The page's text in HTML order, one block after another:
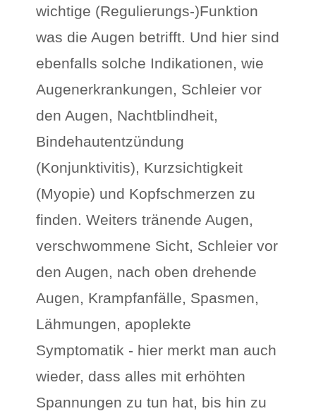
wichtige (Regulierungs-)Funktion
was die Augen betrifft. Und hier sind
ebenfalls solche Indikationen, wie
Augenerkrankungen, Schleier vor
den Augen, Nachtblindheit,
Bindehautentzündung
(Konjunktivitis), Kurzsichtigkeit
(Myopie) und Kopfschmerzen zu
finden. Weiters tränende Augen,
verschwommene Sicht, Schleier vor
den Augen, nach oben drehende
Augen, Krampfanfälle, Spasmen,
Lähmungen, apoplekte
Symptomatik - hier merkt man auch
wieder, dass alles mit erhöhten
Spannungen zu tun hat, bis hin zu